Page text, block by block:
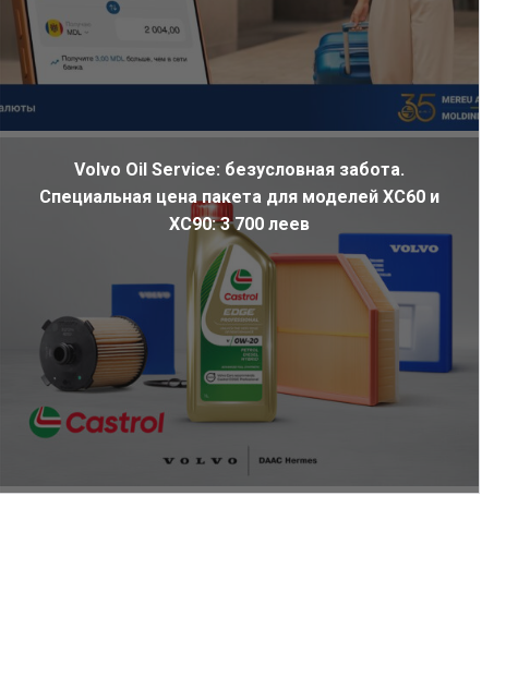
Volvo Oil Service: безусловная забота.
Специальная цена пакета для моделей XC60 и
XC90: 3 700 леев